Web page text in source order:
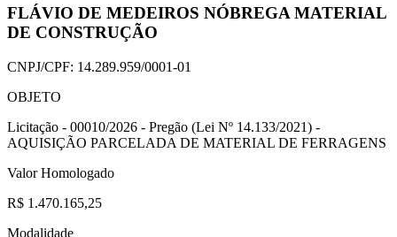
FLÁVIO DE MEDEIROS NÓBREGA MATERIAL
DE CONSTRUÇÃO
CNPJ/CPF: 14.289.959/0001-01
OBJETO
Licitação - 00010/2026 - Pregão (Lei Nº 14.133/2021) -
AQUISIÇÃO PARCELADA DE MATERIAL DE FERRAGENS
Valor Homologado
R$ 1.470.165,25
Modalidade